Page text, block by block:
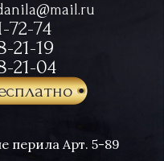
72-74
21-19
21-04
перила Арт. 5-89